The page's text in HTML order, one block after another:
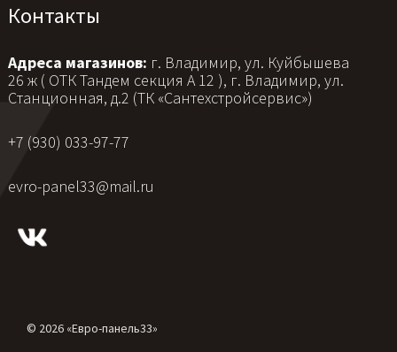
Контакты
Адреса магазинов: г. Владимир, ул. Куйбышева
26 ж ( ОТК Тандем секция А 12 ), г. Владимир, ул.
Станционная, д.2 (ТК «Сантехстройсервис»)
+7 (930) 033-97-77
evro-panel33@mail.ru
© 2026 «Евро-панель33»